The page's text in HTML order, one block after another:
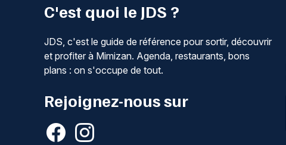
C'est quoi le JDS ?
JDS, c'est le guide de référence pour sortir, découvrir
et profiter à Mimizan. Agenda, restaurants, bons
plans : on s'occupe de tout.
Rejoignez-nous sur